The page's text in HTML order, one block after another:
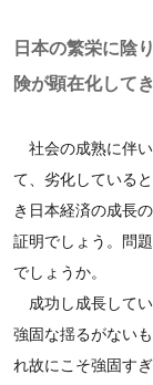
日本の繁栄に陰
険が顕在化して
社会の成熟に伴
て、劣化している
き日本経済の成長
証明でしょう。問
でしょうか。
成功し成長して
強固な揺るがない
れ故にこそ強固す